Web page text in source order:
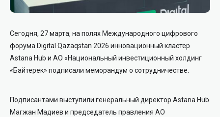
Сегодня, 27 марта, на полях Международного цифрового
форума Digital Qazaqstan 2026 инновационный кластер
Astana Hub и АО «Национальный инвестиционный холдинг
«Байтерек» подписали меморандум о сотрудничестве.
Подписантами выступили генеральный директор Astana Hub
Магжан Мадиев и председатель правления АО